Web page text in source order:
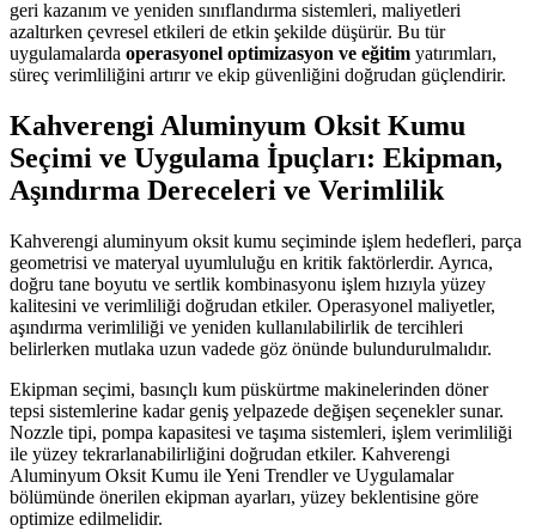
geri kazanım ve yeniden sınıflandırma sistemleri, maliyetleri
azaltırken çevresel etkileri de etkin şekilde düşürür. Bu tür
uygulamalarda operasyonel optimizasyon ve eğitim yatırımları,
süreç verimliliğini artırır ve ekip güvenliğini doğrudan güçlendirir.
Kahverengi Aluminyum Oksit Kumu
Seçimi ve Uygulama İpuçları: Ekipman,
Aşındırma Dereceleri ve Verimlilik
Kahverengi aluminyum oksit kumu seçiminde işlem hedefleri, parça
geometrisi ve materyal uyumluluğu en kritik faktörlerdir. Ayrıca,
doğru tane boyutu ve sertlik kombinasyonu işlem hızıyla yüzey
kalitesini ve verimliliği doğrudan etkiler. Operasyonel maliyetler,
aşındırma verimliliği ve yeniden kullanılabilirlik de tercihleri
belirlerken mutlaka uzun vadede göz önünde bulundurulmalıdır.
Ekipman seçimi, basınçlı kum püskürtme makinelerinden döner
tepsi sistemlerine kadar geniş yelpazede değişen seçenekler sunar.
Nozzle tipi, pompa kapasitesi ve taşıma sistemleri, işlem verimliliği
ile yüzey tekrarlanabilirliğini doğrudan etkiler. Kahverengi
Aluminyum Oksit Kumu ile Yeni Trendler ve Uygulamalar
bölümünde önerilen ekipman ayarları, yüzey beklentisine göre
optimize edilmelidir.